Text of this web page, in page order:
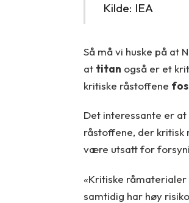
Kilde: IEA
Så må vi huske på at
at titan også er et
kritiske råstoffene
Det interessante er
råstoffene, der kritisk
være utsatt for
«Kritiske råmaterialer
samtidig har høy